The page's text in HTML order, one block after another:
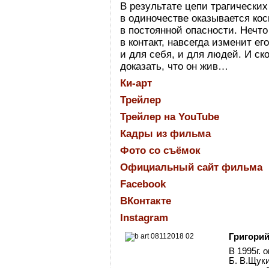
В результате цепи
в одиночестве оказывается
в постоянной опасности.
в контакт, навсегда изменит
и для себя, и для людей. И
доказать, что он жив…
Ки-арт
Трейлер
Трейлер наYouTube
Кадры из фильма
Фото со съёмок
Официальный сайт фильма
Facebook
ВКонтакте
Instagram
В 1995г.
Б.